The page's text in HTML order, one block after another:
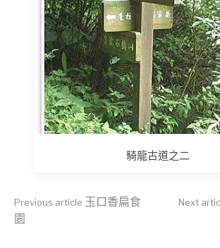
騎龍古道之二
Continue
Previous article 玉口香扁食
園
Next